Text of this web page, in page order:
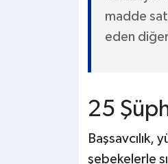
madde
eden
25
şebekelerle